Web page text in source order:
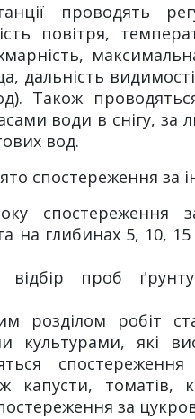
проводять
повітря,
дальність
Також
води в снігу,
вод.
спостереження за
спостереження
на глибинах 5, 10,
проб
розділом робіт
культурами, які
капусти, томатів,
за